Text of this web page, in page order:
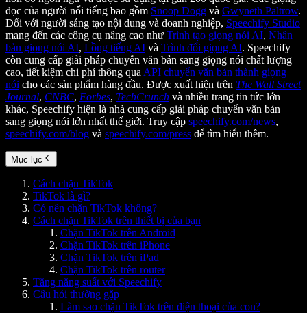
đọc của người nổi tiếng bao gồm Snoop Dogg và Gwyneth Paltrow.
Đối với người sáng tạo nội dung và doanh nghiệp, Speechify Studio
mang đến các công cụ nâng cao như Trình tạo giọng nói AI, Nhân
bản giọng nói AI, Lồng tiếng AI và Trình đổi giọng AI. Speechify
còn cung cấp giải pháp chuyển văn bản sang giọng nói chất lượng
cao, tiết kiệm chi phí thông qua API chuyển văn bản thành giọng
nói cho các sản phẩm hàng đầu. Được xuất hiện trên The Wall Street
Journal, CNBC, Forbes, TechCrunch và nhiều trang tin tức lớn
khác, Speechify hiện là nhà cung cấp giải pháp chuyển văn bản
sang giọng nói lớn nhất thế giới. Truy cập speechify.com/news,
speechify.com/blog và speechify.com/press để tìm hiểu thêm.
Mục lục
Cách chặn TikTok
TikTok là gì?
Có nên chặn TikTok không?
Cách chặn TikTok trên thiết bị của bạn
Chặn TikTok trên Android
Chặn TikTok trên iPhone
Chặn TikTok trên iPad
Chặn TikTok trên router
Tăng năng suất với Speechify
Câu hỏi thường gặp
Làm sao chặn TikTok trên điện thoại của con?